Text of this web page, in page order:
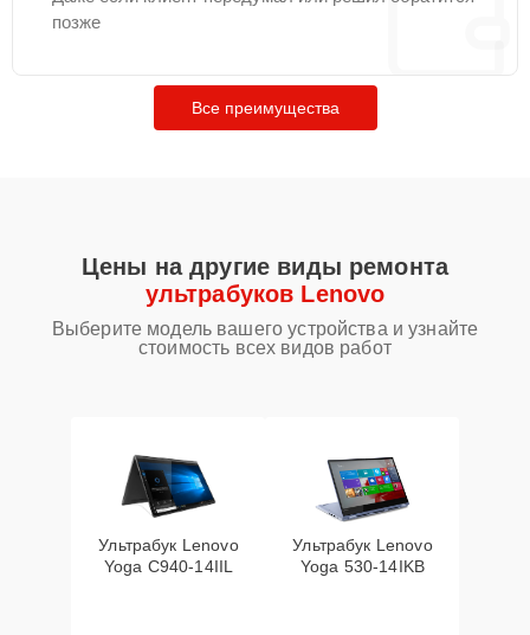
позже
Все преимущества
Цены на другие виды ремонта
ультрабуков Lenovo
Выберите модель вашего устройства и узнайте
стоимость всех видов работ
Ультрабук Lenovo
Yoga C940-14IIL
Ультрабук Lenovo
Yoga 530-14IKB